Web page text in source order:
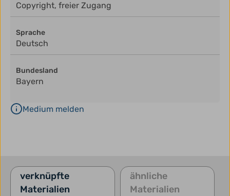
Copyright, freier Zugang
Sprache
Deutsch
Bundesland
Bayern
Medium melden
verknüpfte
Materialien
ähnliche
Materialien